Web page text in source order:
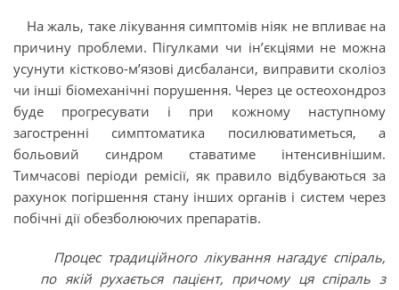
На жаль, таке лікування симптомів ніяк не впливає на
причину проблеми. Пігулками чи ін’єкціями не можна
усунути кістково-м’язові дисбаланси, виправити сколіоз
чи інші біомеханічні порушення. Через це остеохондроз
буде прогресувати і при кожному наступному
загостренні симптоматика посилюватиметься, а
больовий синдром ставатиме інтенсивнішим.
Тимчасові періоди ремісії, як правило відбуваються за
рахунок погіршення стану інших органів і систем через
побічні дії обезболюючих препаратів.
Процес традиційного лікування нагадує спіраль,
по якій рухається пацієнт, причому ця спіраль з